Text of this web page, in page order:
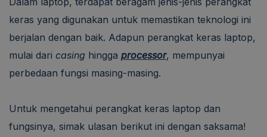
keras yang digunakan untuk memastikan teknologi ini
berjalan dengan baik. Adapun perangkat keras laptop,
mulai dari casing hingga processor, mempunyai
perbedaan fungsi masing-masing.
Untuk mengetahui perangkat keras laptop dan
fungsinya, simak ulasan berikut ini dengan saksama!